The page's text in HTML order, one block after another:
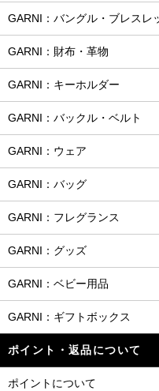
GARNI：バングル・ブレスレ
GARNI：財布・革物
GARNI：キーホルダー
GARNI：バックル・ベルト
GARNI：ウェア
GARNI：バッグ
GARNI：フレグランス
GARNI：グッズ
GARNI：ベビー用品
GARNI：ギフトボックス
ポイント・返品について
ポイントについて